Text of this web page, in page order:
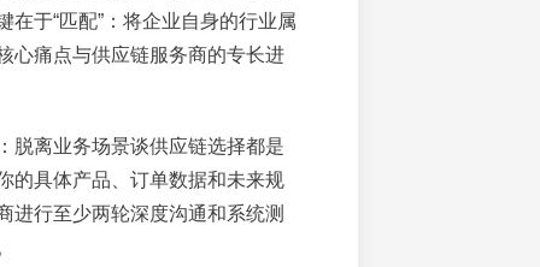
在于“匹配”：将企业自身的行业属
心痛点与供应链服务商的专长进
脱离业务场景谈供应链选择都是
的具体产品、订单数据和未来规
进行至少两轮深度沟通和系统测